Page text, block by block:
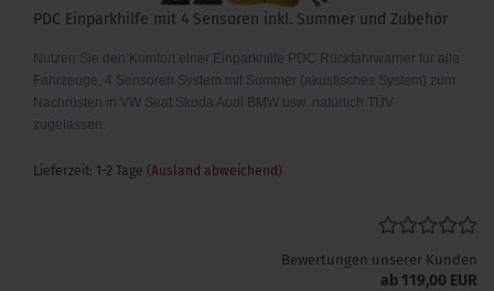
PDC Einparkhilfe mit 4 Sensoren inkl. Summer und Zubehör
Nutzen Sie den Komfort einer Einparkhilfe PDC Rückfahrwarner für alle
Fahrzeuge, 4 Sensoren System mit Summer (akustisches System) zum
Nachrüsten in VW Seat Skoda Audi BMW usw. natürlich TÜV
zugelassen.
Lieferzeit: 1-2 Tage (Ausland abweichend)
Bewertungen unserer Kunden
ab 119,00 EUR